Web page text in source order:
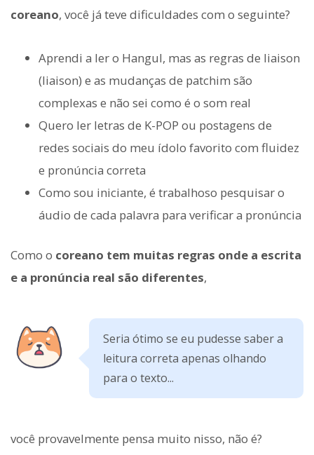
coreano, você já teve dificuldades com o seguinte?
Aprendi a ler o Hangul, mas as regras de liaison
(liaison) e as mudanças de patchim são
complexas e não sei como é o som real
Quero ler letras de K-POP ou postagens de
redes sociais do meu ídolo favorito com fluidez
e pronúncia correta
Como sou iniciante, é trabalhoso pesquisar o
áudio de cada palavra para verificar a pronúncia
Como o coreano tem muitas regras onde a escrita
e a pronúncia real são diferentes,
Seria ótimo se eu pudesse saber a
leitura correta apenas olhando
para o texto...
você provavelmente pensa muito nisso, não é?